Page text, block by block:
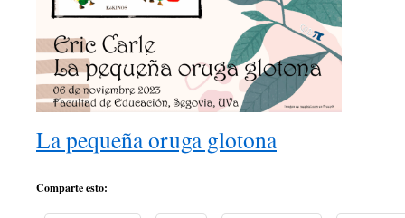
La pequeña oruga glotona
Comparte esto: